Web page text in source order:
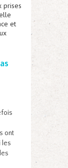
prises
et
ont
les